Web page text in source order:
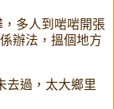
多人到啱啱開張
辦法，搵個地方
去過，太大鄉里